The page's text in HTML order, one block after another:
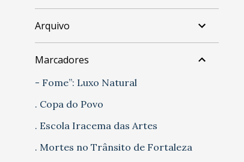
Arquivo
Marcadores
- Fome”: Luxo Natural
. Copa do Povo
. Escola Iracema das Artes
. Mortes no Trânsito de Fortaleza